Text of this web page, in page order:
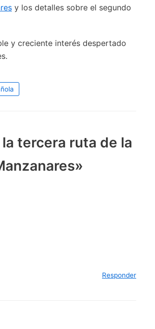
y los detalles sobre el segundo
y creciente interés despertado
tercera ruta de la
Responder